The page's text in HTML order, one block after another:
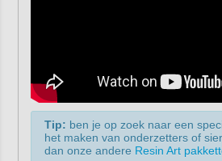
Tip: ben je op zoek naar een
het maken van onderzetters of
dan onze andere Resin Art